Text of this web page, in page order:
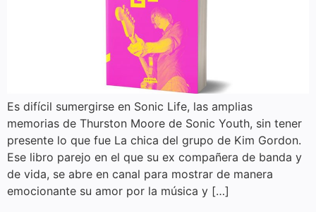
Es difícil sumergirse en Sonic Life, las amplias
memorias de Thurston Moore de Sonic Youth, sin tener
presente lo que fue La chica del grupo de Kim Gordon.
Ese libro parejo en el que su ex compañera de banda y
de vida, se abre en canal para mostrar de manera
emocionante su amor por la música y […]